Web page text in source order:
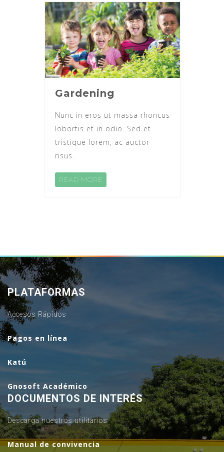
Gardening
Nunc in eros ut massa rhoncus
lobortis et in odio. Sed et
tristique lorem, ac auctor
risus.
READ MORE
PLATAFORMAS
Accesos Rápidos
Pagos en línea
Katú
Gnosoft Académico
DOCUMENTOS DE INTERÉS
Descarga nuestros utilitarios
Manual de convivencia